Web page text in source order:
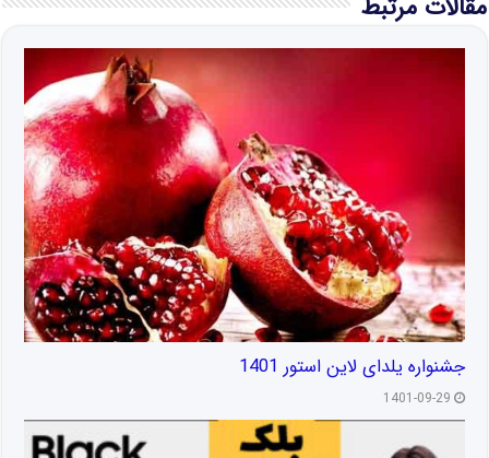
جشنواره یلدای لاین استور 1401
1401-09-29